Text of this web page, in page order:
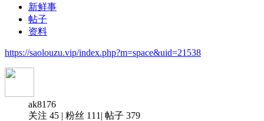
新鲜事
帖子
资料
https://saolouzu.vip/index.php?m=space&uid=21538
ak8176
关注 45 | 粉丝 111 | 帖子 379